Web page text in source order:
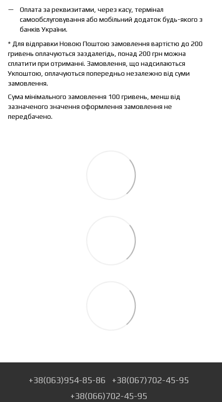
Оплата за реквизитами, через касу, термінал
самообслуговування або мобільний додаток будь-якого з
банків України.
* Для відправки Новою Поштою замовлення вартістю до 200
гривень оплачуються заздалегідь, понад 200 грн можна
сплатити при отриманні. Замовлення, що надсилаються
Укпоштою, оплачуються попередньо незалежно від суми
замовлення.
Сума мінімального замовлення 100 гривень, менш від
зазначеного значення оформлення замовлення не
передбачено.
+38(063)954-85-86
+38(067)702-45-95
+38(066)702-45-95